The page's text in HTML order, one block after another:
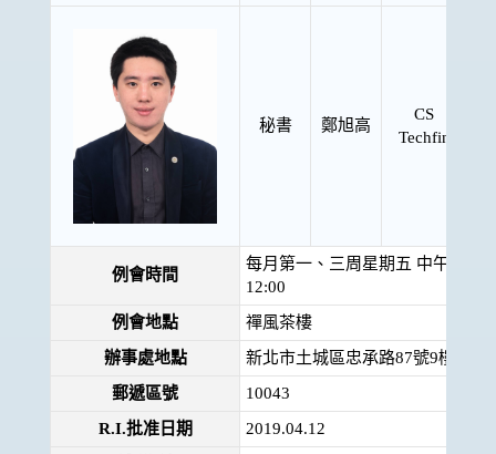
秘書 鄭旭高
CS
Techfin
例會時間
每月第一、三周星期五 中午
12:00
例會地點
禪風茶樓
辦事處地點
新北市土城區忠承路87號9樓
郵遞區號
10043
R.I.批准日期
2019.04.12